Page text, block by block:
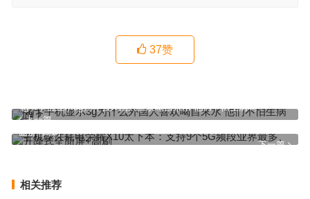
37赞
上一篇
4g卡手机显示3g为什么外国人喜欢喝自来水 他们不怕生病吗？
下一篇
手机硬件耗电荣耀X10太下本：支持9个5G频段业界最多、升降式全
面屏+高刷
相关推荐